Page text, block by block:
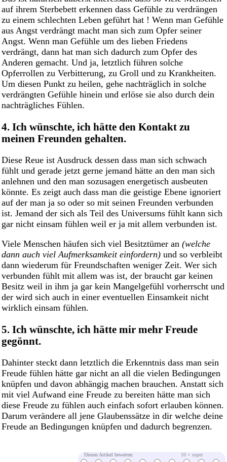
auf ihrem Sterbebett erkennen dass Gefühle zu verdrängen
zu einem schlechten Leben geführt hat ! Wenn man Gefühle
aus Angst verdrängt macht man sich zum Opfer seiner
Angst. Wenn man Gefühle um des lieben Friedens
verdrängt, dann hat man sich dadurch zum Opfer des
Anderen gemacht. Und ja, letztlich führen solche
Opferrollen zu Verbitterung, zu Groll und zu Krankheiten.
Um diesen Punkt zu heilen, gehe nachträglich in solche
verdrängten Gefühle hinein und erlöse sie also durch dein
nachträgliches Fühlen.
4. Ich wünschte, ich hätte den Kontakt zu
meinen Freunden gehalten.
Diese Reue ist Ausdruck dessen dass man sich schwach
fühlt und gerade jetzt gerne jemand hätte an den man sich
anlehnen und den man sozusagen energetisch ausbeuten
könnte. Es zeigt auch dass man die geistige Ebene ignoriert
auf der man ja so oder so mit seinen Freunden verbunden
ist. Jemand der sich als Teil des Universums fühlt kann sich
gar nicht einsam fühlen weil er ja mit allem verbunden ist.
Viele Menschen häufen sich viel Besitztümer an (welche
dann auch viel Aufmerksamkeit einfordern) und so verbleibt
dann wiederum für Freundschaften weniger Zeit. Wer sich
verbunden fühlt mit allem was ist, der braucht gar keinen
Besitz weil in ihm ja gar kein Mangelgefühl vorherrscht und
der wird sich auch in einer eventuellen Einsamkeit nicht
wirklich einsam fühlen.
5. Ich wünschte, ich hätte mir mehr Freude
gegönnt.
Dahinter steckt dann letztlich die Erkenntnis dass man sein
Freude fühlen hätte gar nicht an all die vielen Bedingungen
knüpfen und davon abhängig machen brauchen. Anstatt sich
mit viel Aufwand eine Freude zu bereiten hätte man sich
diese Freude zu fühlen auch einfach sofort erlauben können.
Darum verändere all jene Glaubenssätze in dir welche deine
Freude an Bedingungen knüpfen und dadurch begrenzen.
Diesen Artikel bewerten: 10 = super